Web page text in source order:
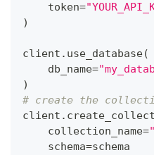
    token
=
)
client . use_database(
    db_name
=
)
# create the
client .
    collection_name
=
    schema
=schema